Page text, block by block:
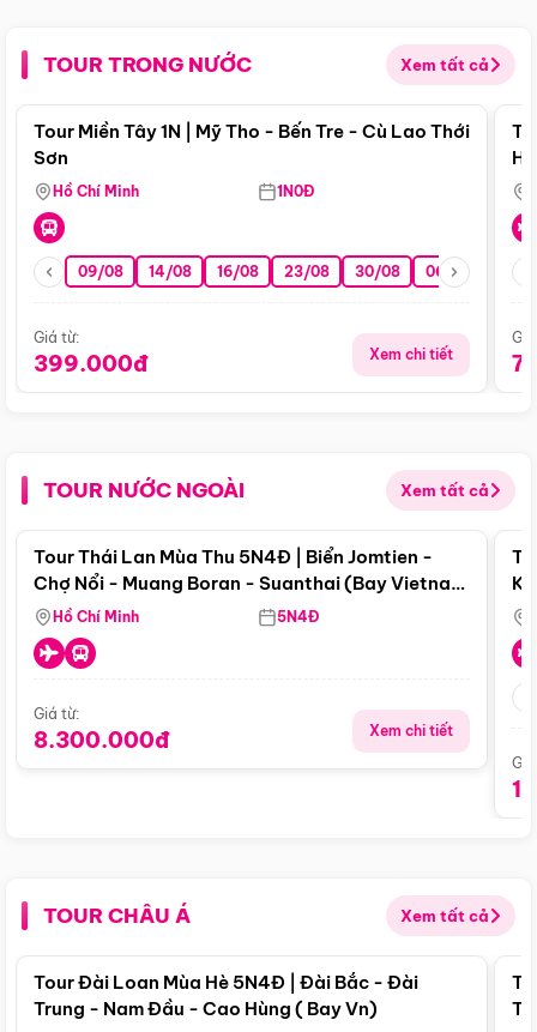
TOUR TRONG NƯỚC Xem tất cả
Điểm nổi bật
Tour Miền Tây 1N | Mỹ Tho - Bến Tre - Cù Lao Thới
Sơn
Hồ Chí Minh 1N0Đ
09/08 14/08 16/08 23/08 30/08 06/09 13/09
Giá từ:
399.000đ Xem chi tiết
TOUR NƯỚC NGOÀI Xem tất cả
Điểm nổi bật
Tour Thái Lan Mùa Thu 5N4Đ | Biển Jomtien -
Chợ Nổi - Muang Boran - Suanthai (Bay Vietnam
Airlines)
Hồ Chí Minh 5N4Đ
Giá từ:
8.300.000đ Xem chi tiết
TOUR CHÂU Á Xem tất cả
Điểm nổi bật
Tour Đài Loan Mùa Hè 5N4Đ | Đài Bắc - Đài
Trung - Nam Đầu - Cao Hùng ( Bay Vn)